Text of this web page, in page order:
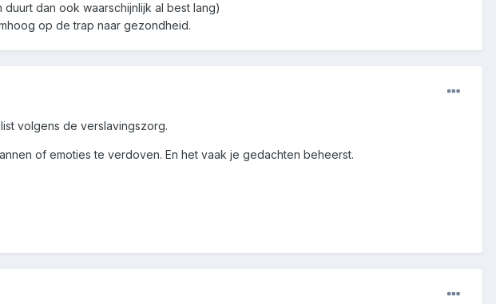
dan ook waarschijnlijk al best lang)
op de trap naar gezondheid.
volgens de verslavingszorg.
of emoties te verdoven. En het vaak je gedachten beheerst.